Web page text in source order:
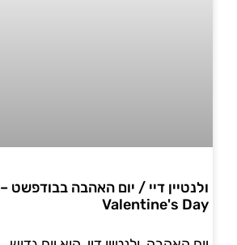
ולנטיין דיי / יום האהבה בבודפשט –
Valentine's Day